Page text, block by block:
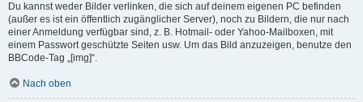
Du kannst weder Bilder verlinken, die sich auf deinem eigenen PC befinden
(außer es ist ein öffentlich zugänglicher Server), noch zu Bildern, die nur nach
einer Anmeldung verfügbar sind, z. B. Hotmail- oder Yahoo-Mailboxen, mit
einem Passwort geschützte Seiten usw. Um das Bild anzuzeigen, benutze den
BBCode-Tag „[img]“.
Nach oben